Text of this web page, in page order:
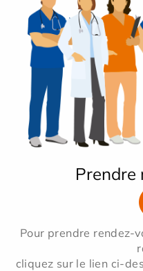
Prendre
Pour prendre rendez-
cliquez sur le lien ci-